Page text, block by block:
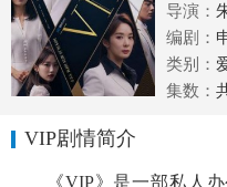
导演：
编剧：
类别：
集数：
VIP剧情简介
《VIP》是一部私人